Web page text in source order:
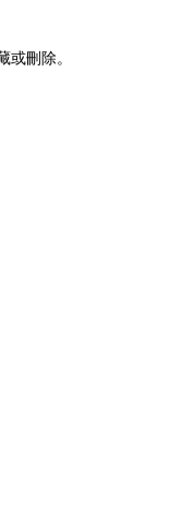
刪除。